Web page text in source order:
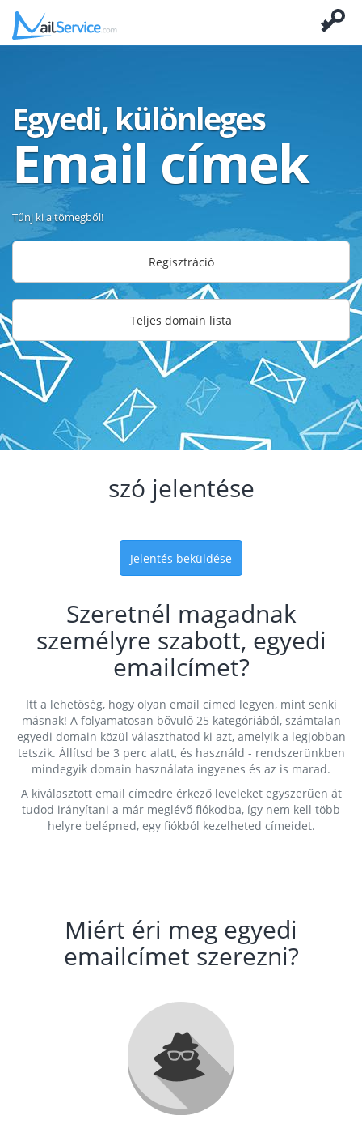
Egyedi, különleges
Email címek
Tűnj ki a tömegből!
Regisztráció
Teljes domain lista
szó jelentése
Jelentés beküldése
Szeretnél magadnak
személyre szabott, egyedi
emailcímet?
Itt a lehetőség, hogy olyan email címed legyen, mint senki
másnak! A folyamatosan bővülő 25 kategóriából, számtalan
egyedi domain közül választhatod ki azt, amelyik a legjobban
tetszik. Állítsd be 3 perc alatt, és használd - rendszerünkben
mindegyik domain használata ingyenes és az is marad.
A kiválasztott email címedre érkező leveleket egyszerűen át
tudod irányítani a már meglévő fiókodba, így nem kell több
helyre belépned, egy fiókból kezelheted címeidet.
Miért éri meg egyedi
emailcímet szerezni?